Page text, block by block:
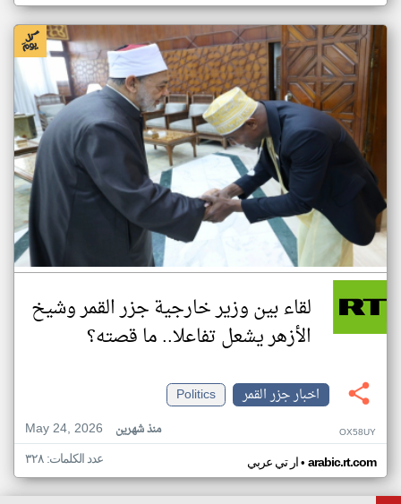
لقاء بين وزير خارجية جزر القمر وشيخ
الأزهر يشعل تفاعلا.. ما قصته؟
اخبار جزر القمر
Politics
May 24, 2026
منذ شهرين OX58UY
ار تي عربي• arabic.rt.com عدد الكلمات: ٣٢٨